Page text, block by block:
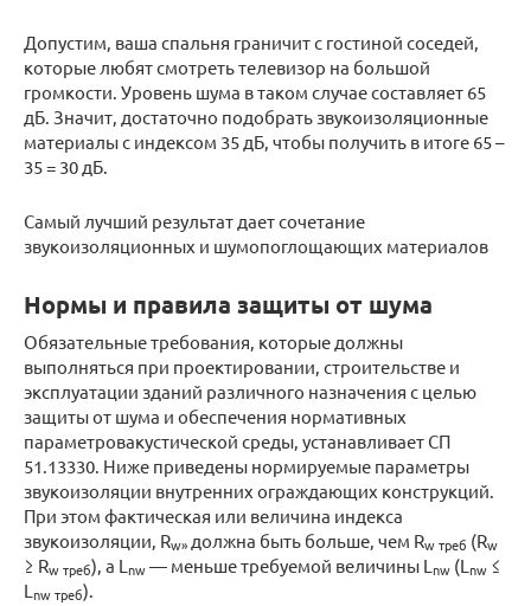
Допустим, ваша спальня граничит с гостиной соседей,
которые любят смотреть телевизор на большой
громкости. Уровень шума в таком случае составляет 65
дБ. Значит, достаточно подобрать звукоизоляционные
материалы с индексом 35 дБ, чтобы получить в итоге 65 –
35 = 30 дБ.
Самый лучший результат дает сочетание
звукоизоляционных и шумопоглощающих материалов
Нормы и правила защиты от шума
Обязательные требования, которые должны
выполняться при проектировании, строительстве и
эксплуатации зданий различного назначения с целью
защиты от шума и обеспечения нормативных
параметровакустической среды, устанавливает СП
51.13330. Ниже приведены нормируемые параметры
звукоизоляции внутренних ограждающих конструкций.
При этом фактическая или величина индекса
звукоизоляции, Rw» должна быть больше, чем Rw треб (Rw
≥ Rw треб), а L nw— меньше требуемой величины L nw (L nw ≤
L nw треб).